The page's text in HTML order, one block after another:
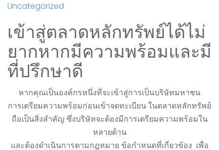
Uncategorized
เข้าสู่ตลาดหลักทรัพย์ได้ไม่
ยากหากมีความพร้อมและมี
ที่ปรึกษาดี
หากคุณเป็นองค์กรหนึ่งที่จะเข้าสู่การเป็นบริษัทมหาชน
การเตรียมความพร้อมก่อนเข้าจดทะเบียน ในตลาดหลักทรัพย์
ถือเป็นสิ่งสำคัญ ซึ่งบริษัทจะต้องมีการเตรียมความพร้อมใน
หลายด้าน
และต้องดำเนินการตามกฎหมาย ข้อกำหนดที่เกี่ยวข้อง เพื่อ